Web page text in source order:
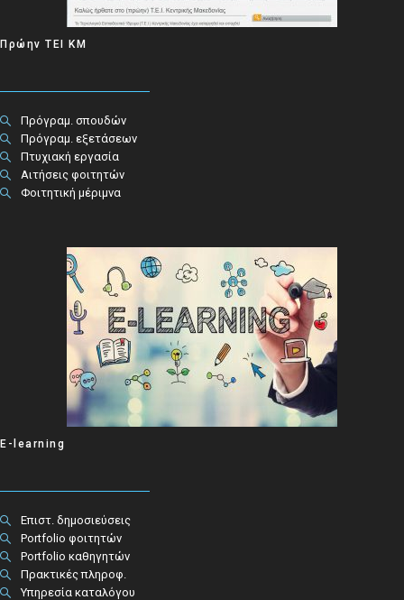
Πρώην ΤΕΙ ΚΜ
Πρόγραμ. σπουδών
Πρόγραμ. εξετάσεων
Πτυχιακή εργασία
Αιτήσεις φοιτητών
Φοιτητική μέριμνα
E-learning
Επιστ. δημοσιεύσεις
Portfolio φοιτητών
Portfolio καθηγητών
Πρακτικές πληροφ.​
Υπηρεσία καταλόγου